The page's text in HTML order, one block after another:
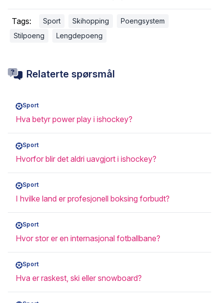
Tags: Sport Skihopping
Poengsystem
Stilpoeng
Lengdepoeng
Relaterte spørsmål
Sport
Hva betyr power play i ishockey?
Sport
Hvorfor blir det aldri uavgjort i ishockey?
Sport
I hvilke land er profesjonell boksing forbudt?
Sport
Hvor stor er en internasjonal fotballbane?
Sport
Hva er raskest, ski eller snowboard?